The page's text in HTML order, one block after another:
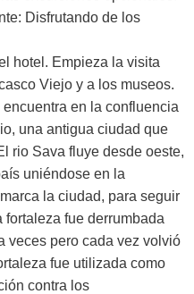
hotel. Empieza la visita
Viejo y a los museos.
en la confluencia
una antigua ciudad que
rio Sava fluye desde oeste,
uniéndose en la
la ciudad, para seguir
fue derrumbada
veces pero cada vez volvió
fue utilizada como
contra los